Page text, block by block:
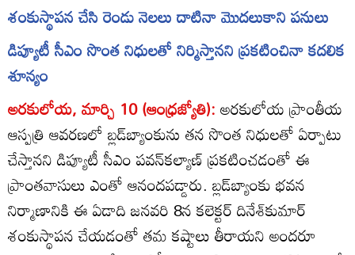
శంకుస్థాపన చేసి రెండు నెలలు దాటినా మొదలుకాని పనులు
డిప్యూటీ సీఎం సొంత నిధులతో నిర్మిస్తానని ప్రకటించినా కదలిక
శూన్యం
అరకులోయ, మార్చి 10 (ఆంధ్రజ్యోతి):అరకులోయ ప్రాంతీయ
ఆస్పత్రి ఆవరణలో బ్లడ్‌బ్యాంకును తన సొంత నిధులతో ఏర్పాటు
చేస్తానని డిప్యూటీ సీఎం పవన్‌కల్యాణ్‌ ప్రకటించడంతో ఈ
ప్రాంతవాసులు ఎంతో ఆనందపడ్డారు. బ్లడ్‌బ్యాంకు భవన
నిర్మాణానికి ఈ ఏడాది జనవరి 8న కలెక్టర్‌ దినేశ్‌కుమార్‌
శంకుస్థాపన చేయడంతో తమ కష్టాలు తీరాయని అందరూ